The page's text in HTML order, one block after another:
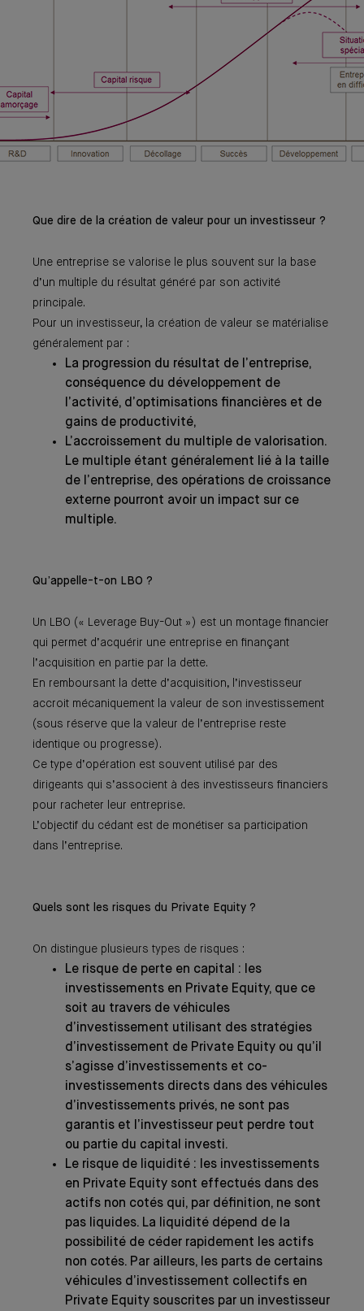
Que dire de la création de valeur pour un investisseur ?
Une entreprise se valorise le plus souvent sur la base
d’un multiple du résultat généré par son activité
principale.
Pour un investisseur, la création de valeur se matérialise
généralement par :
La progression du résultat de l’entreprise,
conséquence du développement de
l’activité, d’optimisations financières et de
gains de productivité,
L’accroissement du multiple de valorisation.
Le multiple étant généralement lié à la taille
de l’entreprise, des opérations de croissance
externe pourront avoir un impact sur ce
multiple.
Qu’appelle-t-on LBO ?
Un LBO (« Leverage Buy-Out ») est un montage financier
qui permet d’acquérir une entreprise en finançant
l’acquisition en partie par la dette.
En remboursant la dette d’acquisition, l’investisseur
accroit mécaniquement la valeur de son investissement
(sous réserve que la valeur de l’entreprise reste
identique ou progresse).
Ce type d’opération est souvent utilisé par des
dirigeants qui s’associent à des investisseurs financiers
pour racheter leur entreprise.
L’objectif du cédant est de monétiser sa participation
dans l’entreprise.
Quels sont les risques du Private Equity ?
On distingue plusieurs types de risques :
Le risque de perte en capital : les
investissements en Private Equity, que ce
soit au travers de véhicules
d’investissement utilisant des stratégies
d’investissement de Private Equity ou qu’il
s’agisse d’investissements et co-
investissements directs dans des véhicules
d’investissements privés, ne sont pas
garantis et l’investisseur peut perdre tout
ou partie du capital investi.
Le risque de liquidité : les investissements
en Private Equity sont effectués dans des
actifs non cotés qui, par définition, ne sont
pas liquides. La liquidité dépend de la
possibilité de céder rapidement les actifs
non cotés. Par ailleurs, les parts de certains
véhicules d’investissement collectifs en
Private Equity souscrites par un investisseur